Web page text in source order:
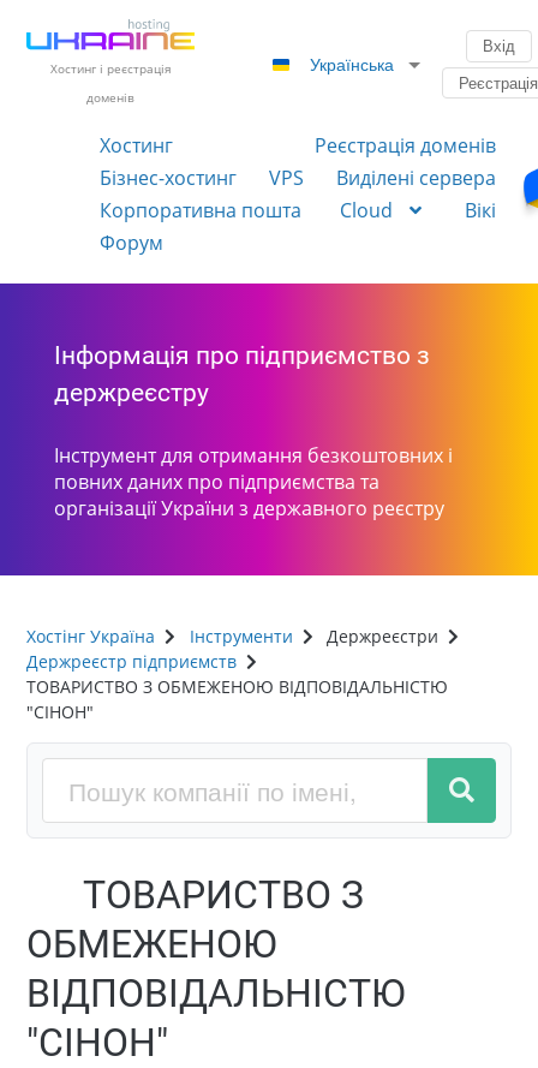
Хостинг і реєстрація
доменів
Українська
Вхід
Реєстрація
Хостинг
Реєстрація доменів
Бізнес-хостинг
VPS
Виділені сервера
Корпоративна пошта
Cloud
Вікі
Форум
Інформація про підприємство з
держреєстру
Інструмент для отримання безкоштовних і
повних даних про підприємства та
організації України з державного реєстру
Хостінг Україна Інструменти
Держреєстри
Держреєстр підприємств
ТОВАРИСТВО З ОБМЕЖЕНОЮ ВІДПОВІДАЛЬНІСТЮ
"СІНОН"
ТОВАРИСТВО З
ОБМЕЖЕНОЮ
ВІДПОВІДАЛЬНІСТЮ
"СІНОН"